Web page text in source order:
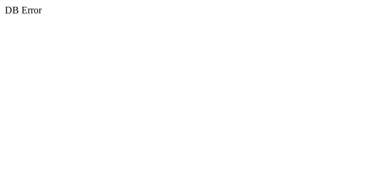
DB Error